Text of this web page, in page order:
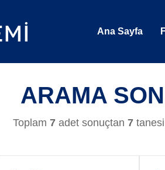
Ana Sayfa
ARAMA
Toplam 7 adet sonuçtan 7